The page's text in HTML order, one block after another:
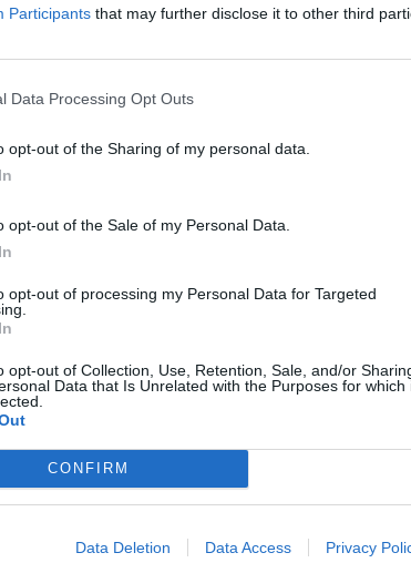
Participants that may further disclose it to other third
Data Processing Opt Outs
opt-out of the Sharing of my personal data.
opt-out of the Sale of my Personal Data.
opt-out of processing my Personal Data for Targeted
opt-out of Collection, Use, Retention, Sale, and/or
Data that Is Unrelated with the Purposes for which
CONFIRM
Data Deletion Data Access Privacy
γίνει σήμερα το απόγευμα στις
Ιερό Ναό Αγίου Ιωάννη Κνωσού, ενώ
αντίο από τις 15:30. Η ταφή θα
νεκρή μέσα σε αυτοκίνητο,
του ΕΚΑΒ με τη συνοδεία
- ήδη πολύ αργά για εκείνη. Η
αίτια.
να ανεβαίνει στο σπίτι
να επιβιβάζεται στο αυτοκίνητό της